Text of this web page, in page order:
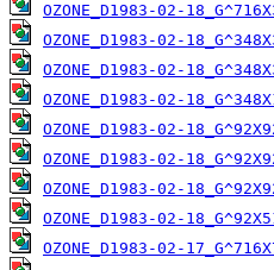
OZONE_D1983-02-
OZONE_D1983-02-
OZONE_D1983-02-
OZONE_D1983-02-
OZONE_D1983-02-
OZONE_D1983-02-
OZONE_D1983-02-
OZONE_D1983-02-
OZONE_D1983-02-